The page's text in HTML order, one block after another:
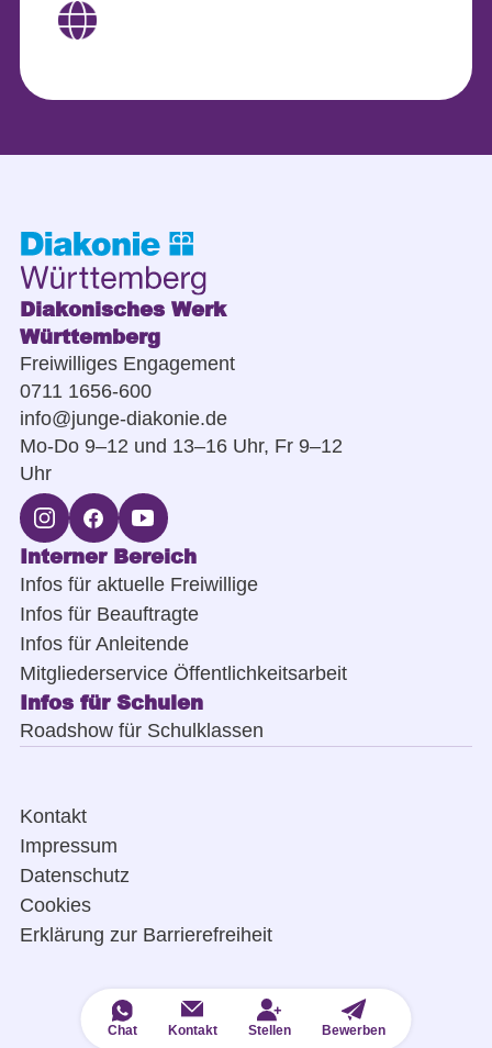
Diakonisches Werk
Württemberg
Freiwilliges Engagement
0711 1656-600
info@junge-diakonie.de
Mo-Do 9–12 und 13–16 Uhr, Fr 9–12
Uhr
Interner Bereich
Infos für aktuelle Freiwillige
Infos für Beauftragte
Infos für Anleitende
Mitgliederservice Öffentlichkeitsarbeit
Infos für Schulen
Roadshow für Schulklassen
Kontakt
Impressum
Datenschutz
Cookies
Erklärung zur Barrierefreiheit
Chat Kontakt Stellen Bewerben